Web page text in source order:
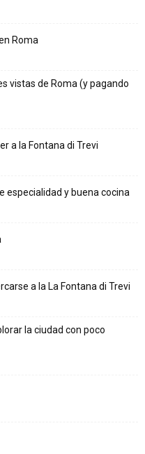
Roma
vistas de Roma (y pagando
a la Fontana di Trevi
especialidad y buena cocina
a la La Fontana di Trevi
la ciudad con poco